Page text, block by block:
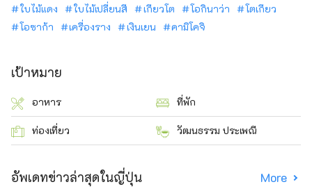
ใบไม้แดง
ใบไม้เปลี่ยนสี เกียวโต โอกินาว่า
โตเกียว
โอซาก้า
เครื่องราง เงินเยน คามิโคจิ
เป้าหมาย
อาหาร ที่พัก
ท่องเที่ยว วัฒนธรรม ประเพณี
อัพเดทข่าวล่าสุดในญี่ปุ่น More